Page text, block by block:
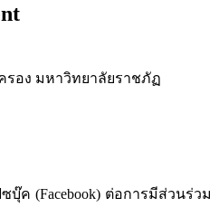
อง มหาวิทยาลัยราชภัฏ
(Facebook) ต่อการมีส่วนร่วม